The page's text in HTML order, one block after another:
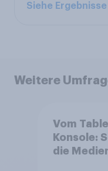
Siehe Ergebnisse
Weitere
Vom
Konsole:
die